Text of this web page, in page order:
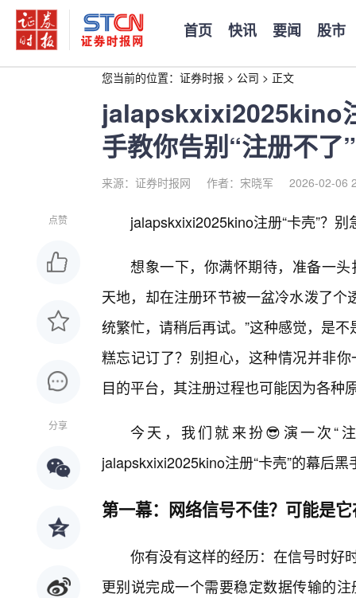
首页 快讯 要闻 股市
您当前的位置： 证券时报 > 公司 > 正文
jalapskxixi2025kino
手教你告别“注册不了
来源：证券时报网 作者：宋晓军 2026-02-06
点赞
分享
jalapskxixi2025kino注册“卡壳”？别
想象一下，你满怀期待，准备一
天地，却在注册环节被一盆冷水泼了
统繁忙，请稍后再试。”这种感觉，是
糕忘记订了？别担心，这种情况并非
目的平台，其注册过程也可能因为各种
今天，我们就来扮😎演一次“
jalapskxixi2025kino注册“卡壳”的幕后
第一幕：网络信号不佳？可能是
你有没有这样的经历：在信号时好
更别说完成一个需要稳定数据传输的